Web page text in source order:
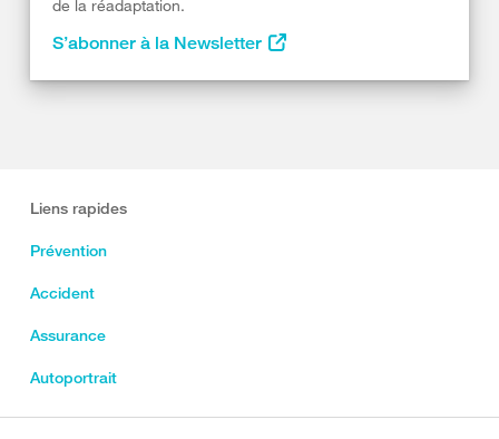
de la réadaptation.
S’abonner à la Newsletter
Liens rapides
Prévention
Accident
Assurance
Autoportrait